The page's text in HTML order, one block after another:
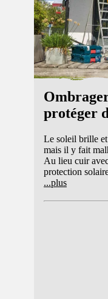
protéger
Le soleil brille et
mais il y fait
Au lieu cuir
protection
...plus